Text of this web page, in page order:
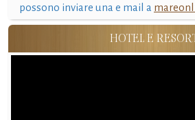
possono inviare una e mail a
HOTEL E